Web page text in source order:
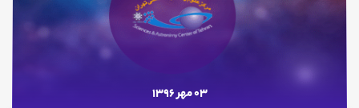
03 مهر 1396